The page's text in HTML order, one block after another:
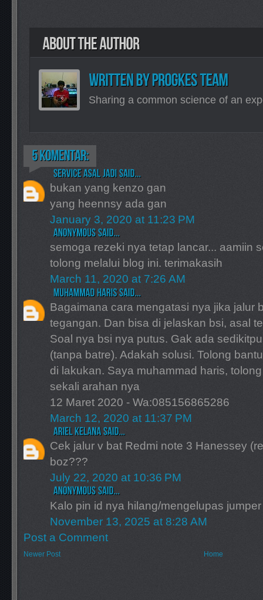
Sharing a common science of an
bukan yang kenzo gan
yang heennsy ada gan
January 3, 2020 at 11:23 PM
semoga rezeki nya tetap lancar... aamiin
tolong melalui blog ini. terimakasih
March 11, 2020 at 7:26 AM
Bagaimana cara mengatasi nya jika jalur
tegangan. Dan bisa di jelaskan bsi, asal
Soal nya bsi nya putus. Gak ada
(tanpa batre). Adakah solusi. Tolong
di lakukan. Saya muhammad haris,
sekali arahan nya
12 Maret 2020 - Wa:085156865286
March 12, 2020 at 11:37 PM
Cek jalur v bat Redmi note 3 Hanessey
boz???
July 22, 2020 at 10:36 PM
Kalo pin id nya hilang/mengelupas
November 13, 2025 at 8:28 AM
Post a Comment
Newer Post Home